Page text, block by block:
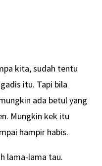
kita, sudah tentu
itu. Tapi bila
ada betul yang
Mungkin kek itu
hampir habis.
lama-lama tau.